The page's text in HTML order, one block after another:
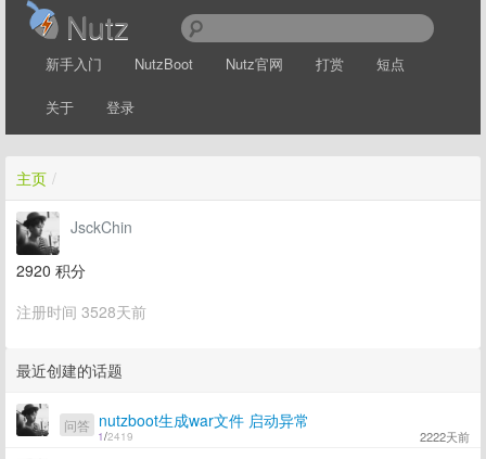
Nutz
新手入门 NutzBoot Nutz官网 打赏 短点
关于 登录
主页 /
JsckChin
2920 积分
注册时间 3528天前
最近创建的话题
1/2419 2222天前
问答 nutzboot生成war文件 启动异常